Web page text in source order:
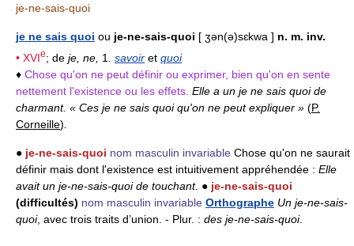
je-ne-sais-quoi
je ne sais quoi ou je-ne-sais-quoi [ ʒən(ə)sɛkwa ] n. m. inv.
• XVIe; de je, ne, 1. savoir et quoi
♦ Chose qu'on ne peut définir ou exprimer, bien qu'on en sente
nettement l'existence ou les effets. Elle a un je ne sais quoi de
charmant. « Ces je ne sais quoi qu'on ne peut expliquer » (P.
Corneille)
● je-ne-sais-quoi nom masculin invariable Chose qu'on ne saurait
définir mais dont l'existence est intuitivement appréhendée : Elle
avait un je-ne-sais-quoi de touchant. ● je-ne-sais-quoi
(difficultés) nom masculin invariable Orthographe Un je-ne-sais-
quoi, avec trois traits d’union. - Plur. : des je-ne-sais-quoi.